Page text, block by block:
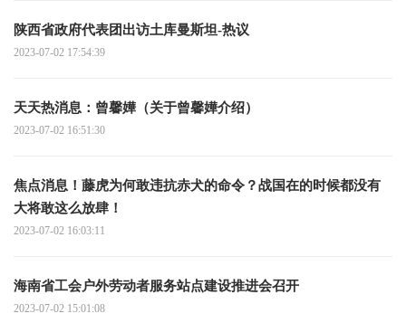
陕西省政府代表团出访土库曼斯坦-热议
2023-07-02 17:54:39
天天热消息：曾馨嬅（关于曾馨嬅介绍）
2023-07-02 16:51:30
焦点消息！藤虎为何敢违抗赤犬的命令？战国在的时候都没有
大将敢这么放肆！
2023-07-02 16:03:11
海南省工会户外劳动者服务站点建设推进会召开
2023-07-02 15:01:08